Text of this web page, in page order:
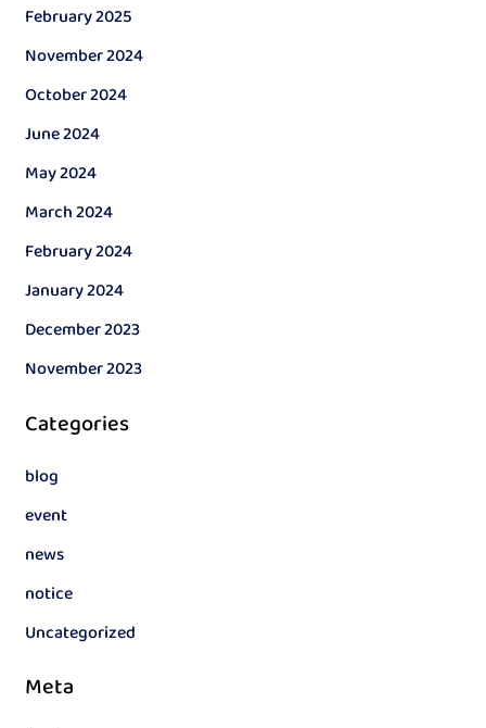
February 2025
November 2024
October 2024
June 2024
May 2024
March 2024
February 2024
January 2024
December 2023
November 2023
Categories
blog
event
news
notice
Uncategorized
Meta